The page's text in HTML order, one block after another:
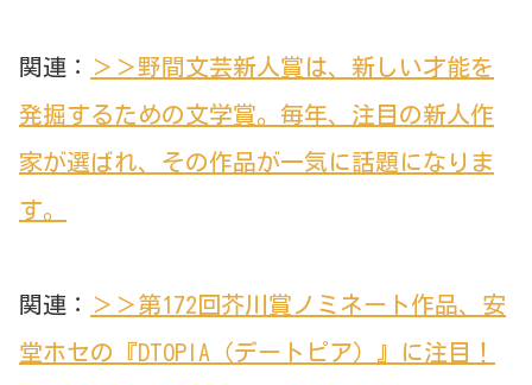
関連：
＞＞野間文芸新人賞は、新しい才能を
発掘するための文学賞。毎年、注目の新人作
家が選ばれ、その作品が一気に話題になりま
す。
関連：
＞＞第172回芥川賞ノミネート作品、安
堂ホセの『DTOPIA（デートピア）』に注目！